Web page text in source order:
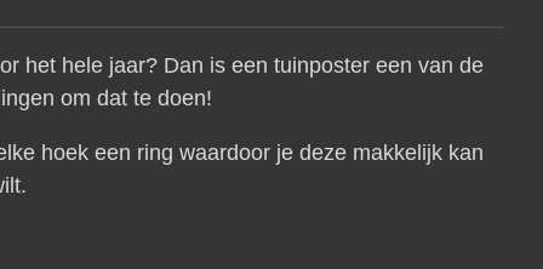
het hele jaar? Dan is een tuinposter een van de
om dat te doen!
hoek een ring waardoor je deze makkelijk kan